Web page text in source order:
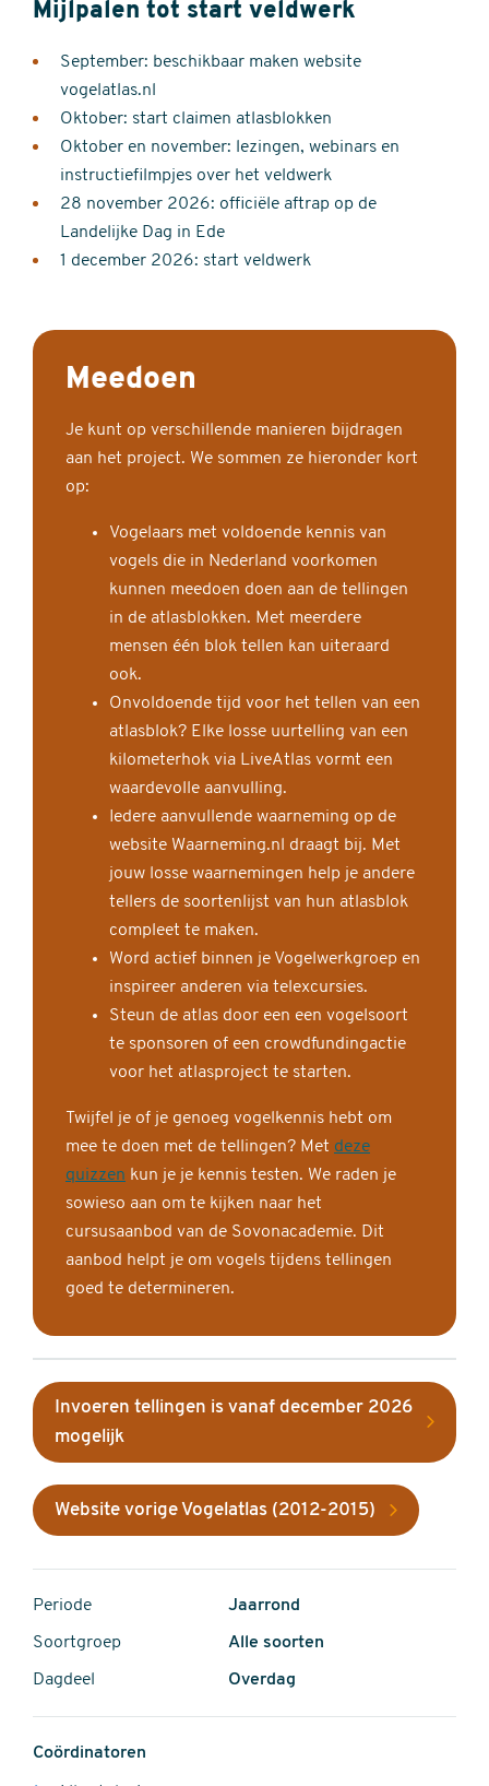
Mijlpalen tot start veldwerk
September: beschikbaar maken website
vogelatlas.nl
Oktober: start claimen atlasblokken
Oktober en november: lezingen, webinars en
instructiefilmpjes over het veldwerk
28 november 2026: officiële aftrap op de
Landelijke Dag in Ede
1 december 2026: start veldwerk
Meedoen
Je kunt op verschillende manieren bijdragen
aan het project. We sommen ze hieronder kort
op:
Vogelaars met voldoende kennis van
vogels die in Nederland voorkomen
kunnen meedoen doen aan de tellingen
in de atlasblokken. Met meerdere
mensen één blok tellen kan uiteraard
ook.
Onvoldoende tijd voor het tellen van een
atlasblok? Elke losse uurtelling van een
kilometerhok via LiveAtlas vormt een
waardevolle aanvulling.
Iedere aanvullende waarneming op de
website Waarneming.nl draagt bij. Met
jouw losse waarnemingen help je andere
tellers de soortenlijst van hun atlasblok
compleet te maken.
Word actief binnen je Vogelwerkgroep en
inspireer anderen via telexcursies.
Steun de atlas door een een vogelsoort
te sponsoren of een crowdfundingactie
voor het atlasproject te starten.
Twijfel je of je genoeg vogelkennis hebt om
mee te doen met de tellingen? Met deze
quizzen kun je je kennis testen. We raden je
sowieso aan om te kijken naar het
cursusaanbod van de Sovonacademie. Dit
aanbod helpt je om vogels tijdens tellingen
goed te determineren.
Invoeren tellingen is vanaf december 2026
mogelijk
Website vorige Vogelatlas (2012-2015)
Periode Jaarrond
Soortgroep Alle soorten
Dagdeel Overdag
Coördinatoren